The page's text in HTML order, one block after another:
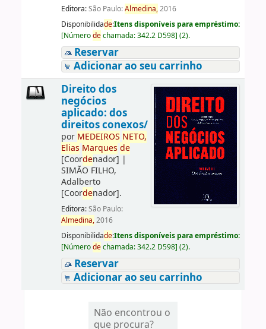
Editora:São Paulo:Almedina,2016
Disponibilidade:Itens disponíveis para empréstimo:
[Númerodechamada:342.2 D598] (2).
Reservar
Adicionar ao seu carrinho
Direito dos
negócios
aplicado: dos
direitos conexos/
por MEDEIROS NETO,
Elias Marques de
[Coordenador] |
SIMÃO FILHO,
Adalberto
[Coordenador].
Editora:São Paulo:
Almedina,2016
Disponibilidade:Itens disponíveis para empréstimo:
[Númerodechamada:342.2 D598] (2).
Reservar
Adicionar ao seu carrinho
Não encontrou o
que procura?